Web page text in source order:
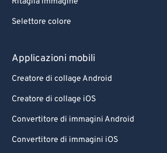
Selettore colore
Applicazioni mobili
Creatore di collage Android
Creatore di collage iOS
Convertitore di immagini Android
Convertitore di immagini iOS